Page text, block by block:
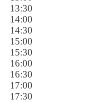
13:30
14:00
14:30
15:00
15:30
16:00
16:30
17:00
17:30